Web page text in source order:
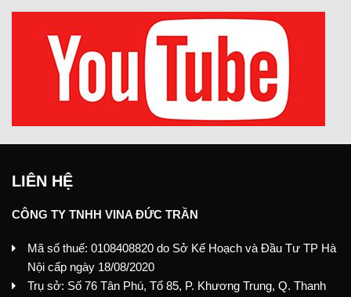
LIÊN HỆ
CÔNG TY TNHH VINA ĐỨC TRẦN
Mã số thuế: 0108408820 do Sở Kế Hoạch và Đầu Tư TP Hà
Nội cấp ngày 18/08/2020
Trụ sở: Số 76 Tân Phú, Tổ 85, P. Khương Trung, Q. Thanh